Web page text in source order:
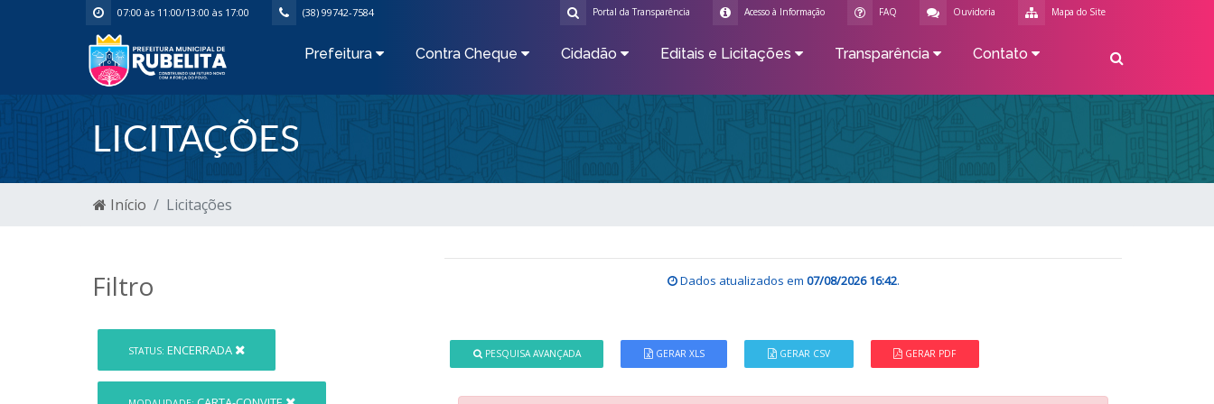
07:00 às 11:00/13:00 às 17:00 (38) 99742-7584 Mapa do Site
Ouvidoria
FAQ
Acesso à Informação
Portal da Transparência
Prefeitura Contra Cheque Cidadão Editais e Licitações Transparência Contato
LICITAÇÕES
Início Licitações
Filtro
STATUS: ENCERRADA
Dados atualizados em 07/08/2026 16:42.
PESQUISA AVANÇADA GERAR XLS GERAR CSV GERAR PDF